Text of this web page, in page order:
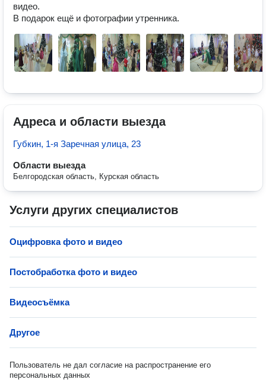
видео.
В подарок ещё и фотографии утренника.
Адреса и области выезда
Губкин, 1-я Заречная улица, 23
Области выезда
Белгородская область, Курская область
Услуги других специалистов
Оцифровка фото и видео
Постобработка фото и видео
Видеосъёмка
Другое
Пользователь не дал согласие на распространение его
персональных данных